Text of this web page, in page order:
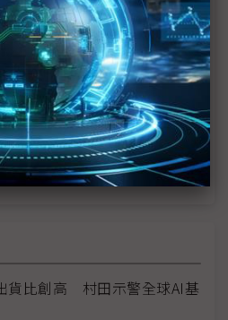
台灣半導體人才流動再現
限 Terafab技術、資本與時
片生產計畫 200億美元押
貨比創高 村田示警全球AI基